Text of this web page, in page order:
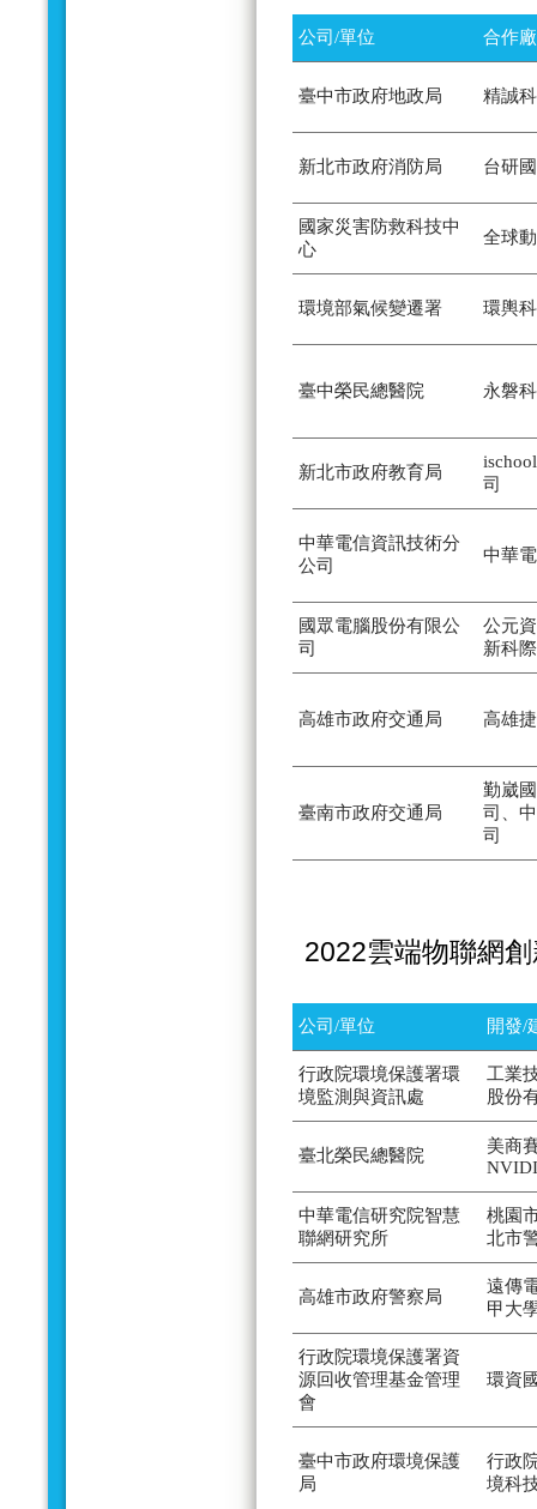
公司/單位 合作
臺中市政府地政局 精誠
新北市政府消防局 台研
國家災害防救科技中
心
全球
環境部氣候變遷署 環輿
臺中榮民總醫院 永磐
新北市政府教育局
司
中華電信資訊技術分
公司
中華
國眾電腦股份有限公
司
公元
新科
高雄市政府交通局 高雄
臺南市政府交通局
勤崴
司、
司
2022雲端物聯網
公司/單位 開發/
行政院環境保護署環
境監測與資訊處
工業
股份
臺北榮民總醫院
美商
中華電信研究院智慧
聯網研究所
桃園
北市
高雄市政府警察局
遠傳
甲大
行政院環境保護署資
源回收管理基金管理
會
環資
臺中市政府環境保護
局
行政
境科